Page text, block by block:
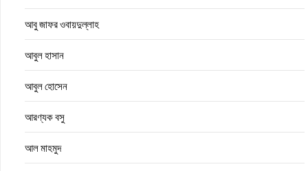
আবু জাফর ওবায়দুল্লাহ
আবুল হাসান
আবুল হোসেন
আরণ্যক বসু
আল মাহমুদ